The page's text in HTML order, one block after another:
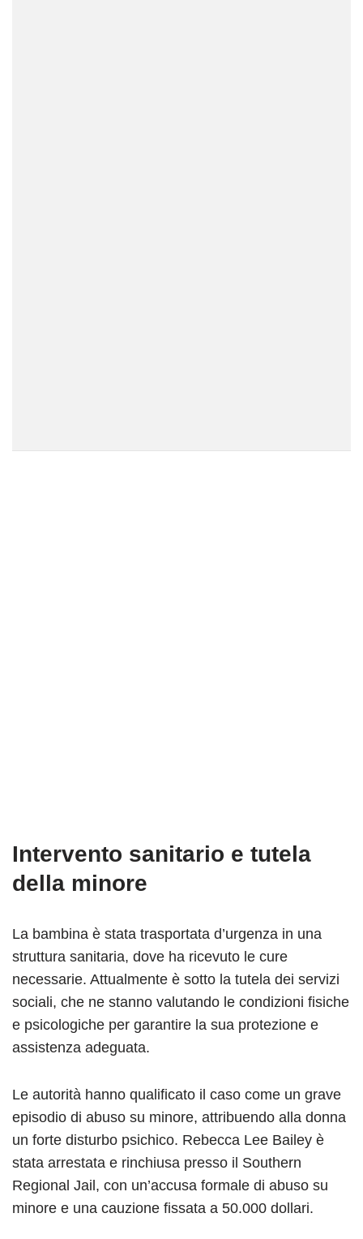
Intervento sanitario e tutela
della minore
La bambina è stata trasportata d’urgenza in una
struttura sanitaria, dove ha ricevuto le cure
necessarie. Attualmente è sotto la tutela dei servizi
sociali, che ne stanno valutando le condizioni fisiche
e psicologiche per garantire la sua protezione e
assistenza adeguata.
Le autorità hanno qualificato il caso come un grave
episodio di abuso su minore, attribuendo alla donna
un forte disturbo psichico. Rebecca Lee Bailey è
stata arrestata e rinchiusa presso il Southern
Regional Jail, con un’accusa formale di abuso su
minore e una cauzione fissata a 50.000 dollari.